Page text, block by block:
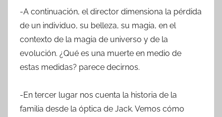
-A continuación, el director dimensiona la pérdida
de un individuo, su belleza, su magia, en el
contexto de la magia de universo y de la
evolución. ¿Qué es una muerte en medio de
estas medidas? parece decirnos.
-En tercer lugar nos cuenta la historia de la
familia desde la óptica de Jack. Vemos cómo